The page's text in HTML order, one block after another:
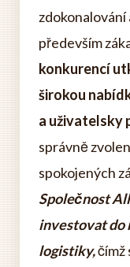
především
konkurencí
širokou
a uživatelsky
správně
spokojených
Společnost
investovat do
logistiky,čímž